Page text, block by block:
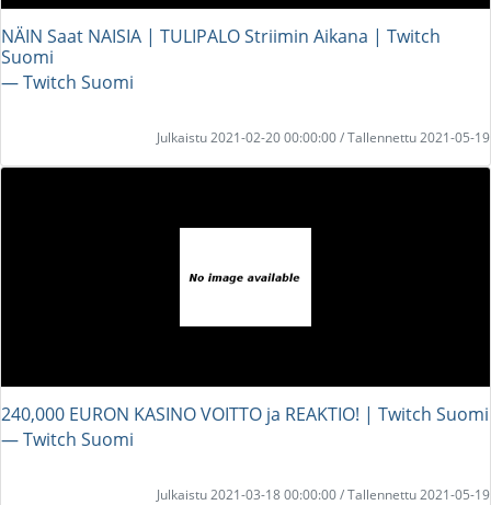
NÄIN Saat NAISIA | TULIPALO Striimin Aikana | Twitch
Suomi
― Twitch Suomi
Julkaistu 2021-02-20 00:00:00 / Tallennettu 2021-05-19
240,000 EURON KASINO VOITTO ja REAKTIO! | Twitch Suomi
― Twitch Suomi
Julkaistu 2021-03-18 00:00:00 / Tallennettu 2021-05-19